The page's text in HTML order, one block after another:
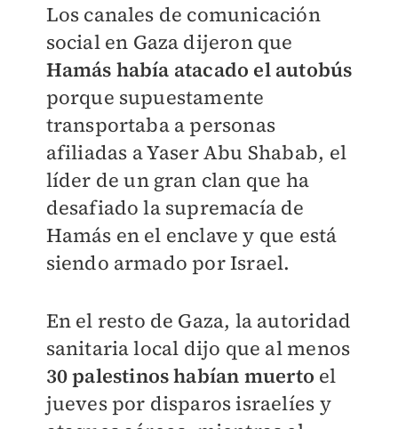
Los canales de comunicación
social en Gaza dijeron que
Hamás había atacado el autobús
porque supuestamente
transportaba a personas
afiliadas a Yaser Abu Shabab, el
líder de un gran clan que ha
desafiado la supremacía de
Hamás en el enclave y que está
siendo armado por Israel.
En el resto de Gaza, la autoridad
sanitaria local dijo que al menos
30 palestinos habían muerto el
jueves por disparos israelíes y